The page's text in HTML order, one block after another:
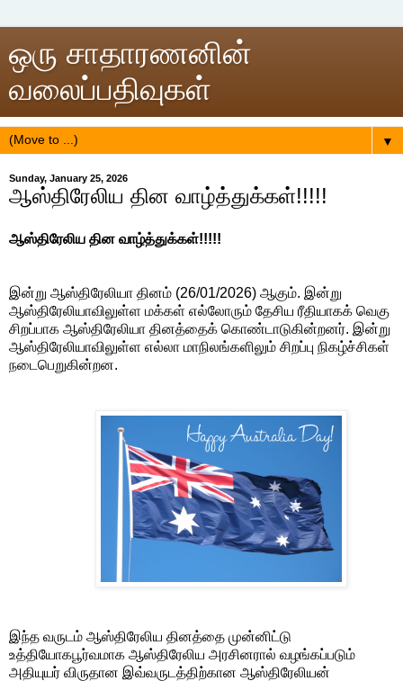
ஒரு சாதாரணனின்
வலைப்பதிவுகள்
▼
Sunday, January 25, 2026
ஆஸ்திரேலிய தின வாழ்த்துக்கள்!!!!!
ஆஸ்திரேலிய தின வாழ்த்துக்கள்!!!!!
இன்று ஆஸ்திரேலியா தினம் (26/01/2026) ஆகும். இன்று
ஆஸ்திரேலியாவிலுள்ள மக்கள் எல்லோரும் தேசிய ரீதியாகக் வெகு
சிறப்பாக ஆஸ்திரேலியா தினத்தைக் கொண்டாடுகின்றனர். இன்று
ஆஸ்திரேலியாவிலுள்ள எல்லா மாநிலங்களிலும் சிறப்பு நிகழ்ச்சிகள்
நடைபெறுகின்றன.
இந்த வருடம் ஆஸ்திரேலிய தினத்தை முன்னிட்டு
உத்தியோகபூர்வமாக ஆஸ்திரேலிய அரசினரால் வழங்கப்படும்
அதியுயர் விருதான இவ்வருடத்திற்கான ஆஸ்திரேலியன்